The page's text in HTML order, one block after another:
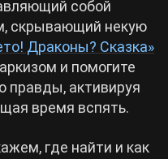
собой
скрывающий некую
Драконы? Сказка»
и помогите
правды, активируя
время вспять.
где найти и как